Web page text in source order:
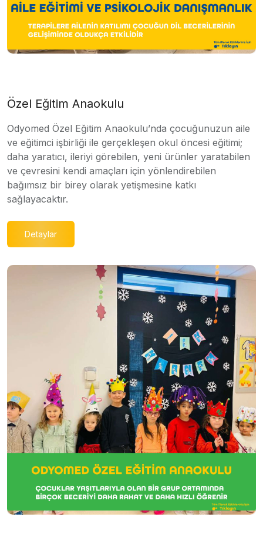
Özel Eğitim Anaokulu
Odyomed Özel Eğitim Anaokulu’nda çocuğunuzun aile
ve eğitimci işbirliği ile gerçekleşen okul öncesi eğitimi;
daha yaratıcı, ileriyi görebilen, yeni ürünler yaratabilen
ve çevresini kendi amaçları için yönlendirebilen
bağımsız bir birey olarak yetişmesine katkı
sağlayacaktır.
Detaylar